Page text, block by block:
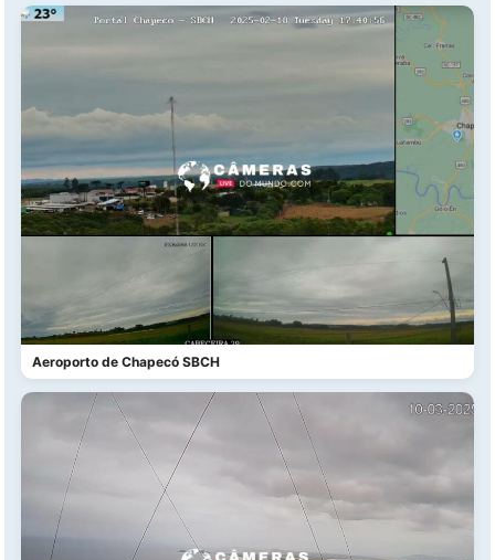
Aeroporto de Chapecó SBCH